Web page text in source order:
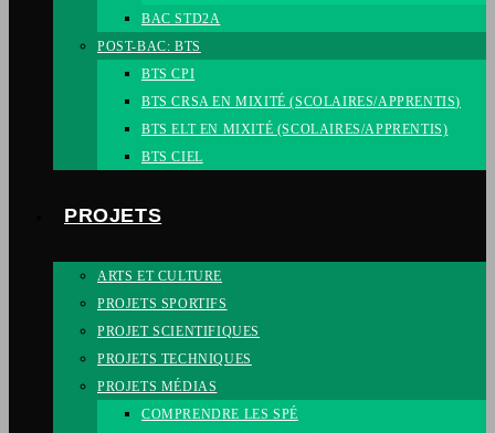
BAC STD2A
POST-BAC: BTS
BTS CPI
BTS CRSA EN MIXITÉ (SCOLAIRES/APPRENTIS)
BTS ELT EN MIXITÉ (SCOLAIRES/APPRENTIS)
BTS CIEL
PROJETS
ARTS ET CULTURE
PROJETS SPORTIFS
PROJET SCIENTIFIQUES
PROJETS TECHNIQUES
PROJETS MÉDIAS
COMPRENDRE LES SPÉ